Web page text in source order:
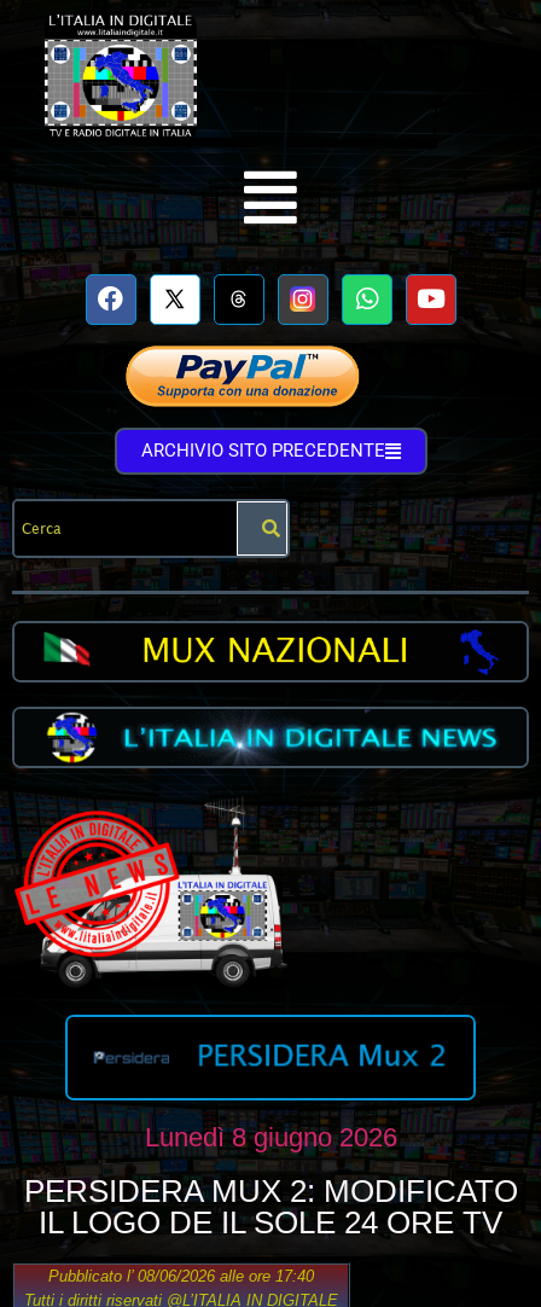
ARCHIVIO SITO PRECEDENTE
Lunedì 8 giugno 2026
PERSIDERA MUX 2: MODIFICATO
IL LOGO DE IL SOLE 24 ORE TV
Pubblicato l’ 08/06/2026 alle ore 17:40
Tutti i diritti riservati @L’ITALIA IN DIGITALE